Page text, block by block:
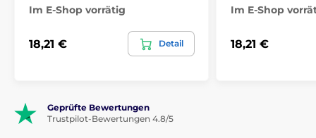
Im E-Shop vorrätig
18,21 € Detail
Im E-Shop
18,21 €
Geprüfte Bewertungen
Trustpilot-Bewertungen 4.8/5